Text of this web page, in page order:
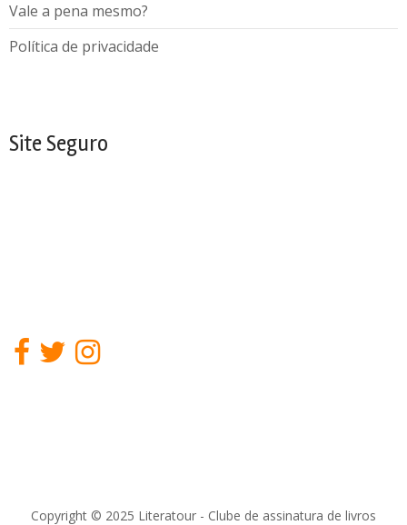
Vale a pena mesmo?
Política de privacidade
Site Seguro
Copyright © 2025 Literatour - Clube de assinatura de livros